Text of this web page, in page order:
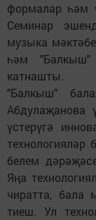
формалар һәм
Семинар
музыка
һәм "Балкыш"
катнашты.
"Балкыш"
Абдулаҗанова
үстерүгә
технологияләр
белем
Яңа
чиратта, бала
тиеш. Ул